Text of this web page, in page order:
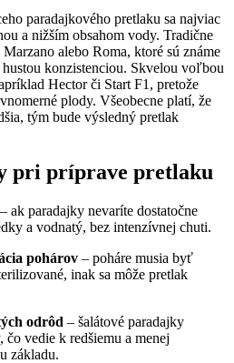
paradajkového pretlaku sa najviac
a nižším obsahom vody. Tradične
alebo Roma, ktoré sú známe
konzistenciou. Skvelou voľbou
Hector či Start F1, pretože
plody. Všeobecne platí, že
tým bude výsledný pretlak
pri príprave pretlaku
– ak paradajky nevaríte dostatočne
a vodnatý, bez intenzívnej chuti.
pohárov – poháre musia byť
inak sa môže pretlak
odrôd – šalátové paradajky
vedie k redšiemu a menej
základu.